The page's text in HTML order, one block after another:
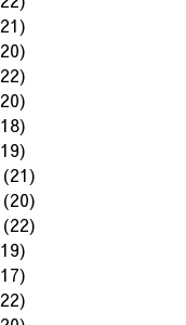
(21)
(20)
(22)